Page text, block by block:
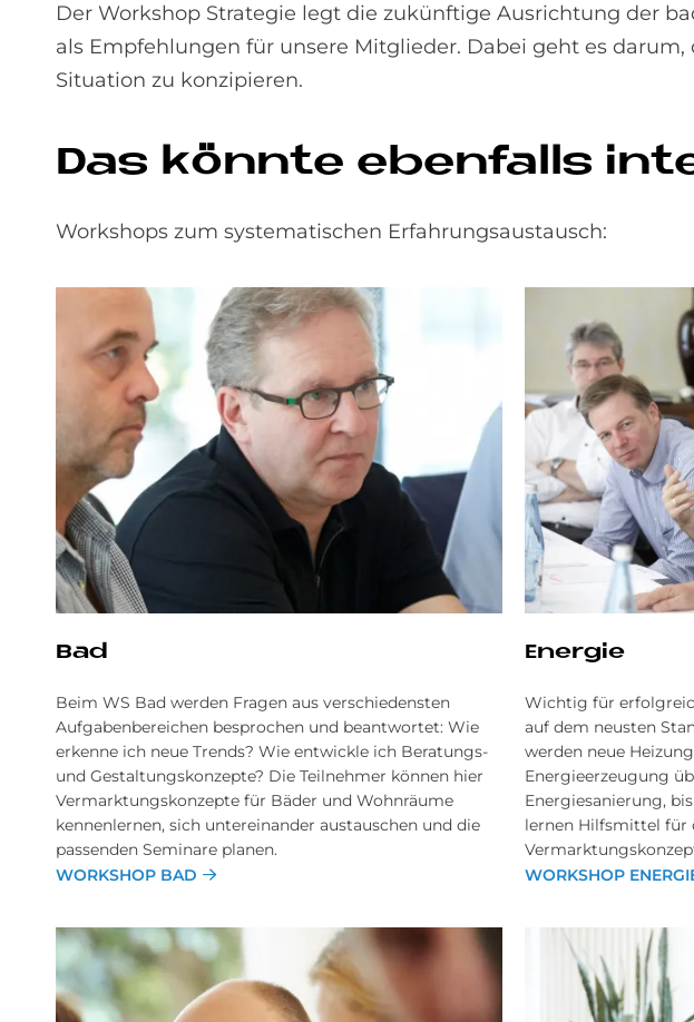
Der Workshop Strategie legt die zukünftige Ausrichtung der
als Empfehlungen für unsere Mitglieder. Dabei geht es
Situation zu konzipieren.
Das könnte ebenfalls
Workshops zum systematischen Erfahrungsaustausch:
Bad
Beim WS Bad werden Fragen aus verschiedensten
Aufgabenbereichen besprochen und beantwortet: Wie
erkenne ich neue Trends? Wie entwickle ich Beratungs-
und Gestaltungskonzepte? Die Teilnehmer können hier
Vermarktungskonzepte für Bäder und Wohnräume
kennenlernen, sich untereinander austauschen und die
passenden Seminare planen.
WORKSHOP BAD
Energie
Wichtig für
auf dem neusten
werden neue
Energieerzeugung
Energiesanierung,
lernen Hilfsmittel für
WORKSHOP